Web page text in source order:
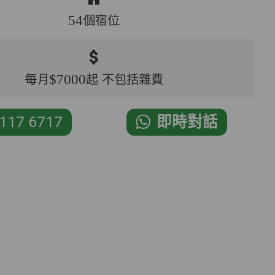
54個宿位
每月$7000起 不包括雜費
6717 即時對話